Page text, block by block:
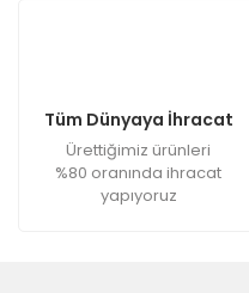
Tüm Dünyaya İhracat
Ürettiğimiz ürünleri
%80 oranında ihracat
yapıyoruz